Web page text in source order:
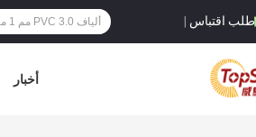
طلب اقتباس |
أخبار